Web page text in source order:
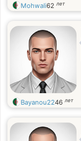
Mohwali62 лет
Bayanou2246 лет